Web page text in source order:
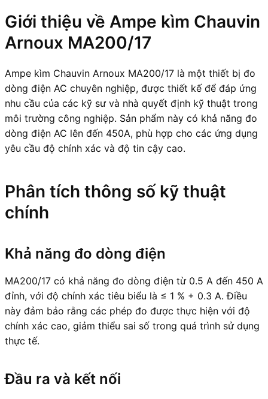
Giới thiệu về Ampe kìm Chauvin
Arnoux MA200/17
Ampe kìm Chauvin Arnoux MA200/17 là một thiết bị đo
dòng điện AC chuyên nghiệp, được thiết kế để đáp ứng
nhu cầu của các kỹ sư và nhà quyết định kỹ thuật trong
môi trường công nghiệp. Sản phẩm này có khả năng đo
dòng điện AC lên đến 450A, phù hợp cho các ứng dụng
yêu cầu độ chính xác và độ tin cậy cao.
Phân tích thông số kỹ thuật
chính
Khả năng đo dòng điện
MA200/17 có khả năng đo dòng điện từ 0.5 A đến 450 A
đỉnh, với độ chính xác tiêu biểu là ≤ 1 % + 0.3 A. Điều
này đảm bảo rằng các phép đo được thực hiện với độ
chính xác cao, giảm thiểu sai số trong quá trình sử dụng
thực tế.
Đầu ra và kết nối